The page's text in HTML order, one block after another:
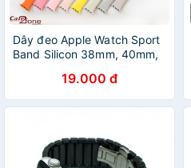
Dây đeo Apple Watch Sport
Band Silicon 38mm, 40mm,
19.000 đ